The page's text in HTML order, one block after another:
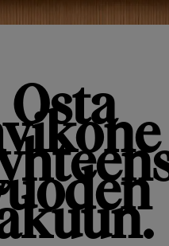
Osta